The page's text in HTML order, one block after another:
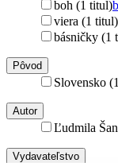
boh (1 titul)
viera (1 titul)
básničky (1
Pôvod
Slovensko
Autor
Ľudmila
Vydavateľstvo